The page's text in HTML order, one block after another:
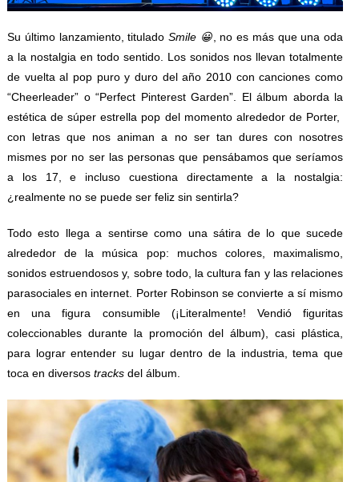
Su último lanzamiento, titulado Smile 😀 , no es más que una oda
a la nostalgia en todo sentido. Los sonidos nos llevan totalmente
de vuelta al pop puro y duro del año 2010 con canciones como
“Cheerleader” o “Perfect Pinterest Garden”. El álbum aborda la
estética de súper estrella pop del momento alrededor de Porter,
con letras que nos animan a no ser tan dures con nosotres
mismes por no ser las personas que pensábamos que seríamos
a los 17, e incluso cuestiona directamente a la nostalgia:
¿realmente no se puede ser feliz sin sentirla?
Todo esto llega a sentirse como una sátira de lo que sucede
alrededor de la música pop: muchos colores, maximalismo,
sonidos estruendosos y, sobre todo, la cultura fan y las relaciones
parasociales en internet. Porter Robinson se convierte a sí mismo
en una figura consumible (¡Literalmente! Vendió figuritas
coleccionables durante la promoción del álbum), casi plástica,
para lograr entender su lugar dentro de la industria, tema que
toca en diversos tracks del álbum.